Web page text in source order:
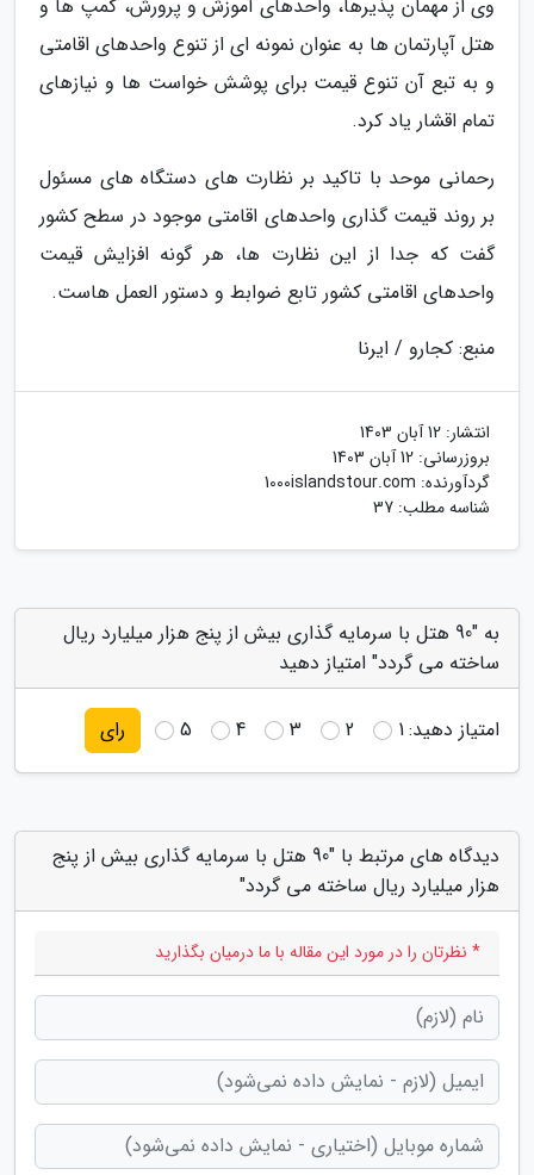
وی از مهمان پذیرها، واحدهای آموزش و پرورش، کمپ ها و
هتل آپارتمان ها به عنوان نمونه ای از تنوع واحدهای اقامتی
و به تبع آن تنوع قیمت برای پوشش خواست ها و نیازهای
تمام اقشار یاد کرد.
رحمانی موحد با تاکید بر نظارت های دستگاه های مسئول
بر روند قیمت گذاری واحدهای اقامتی موجود در سطح کشور
گفت که جدا از این نظارت ها، هر گونه افزایش قیمت
واحدهای اقامتی کشور تابع ضوابط و دستور العمل هاست.
منبع: کجارو / ایرنا
انتشار: 12 آبان 1403
بروزرسانی: 12 آبان 1403
گردآورنده: 1000islandstour.com
شناسه مطلب: 37
به "90 هتل با سرمایه گذاری بیش از پنج هزار میلیارد ریال
ساخته می گردد" امتیاز دهید
امتیاز دهید:1
2
3
4
5 رای
دیدگاه های مرتبط با "90 هتل با سرمایه گذاری بیش از پنج
هزار میلیارد ریال ساخته می گردد"
* نظرتان را در مورد این مقاله با ما درمیان بگذارید